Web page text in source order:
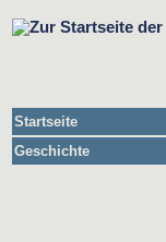
Startseite
Geschichte